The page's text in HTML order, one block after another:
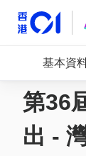
基本資
第36
出 -